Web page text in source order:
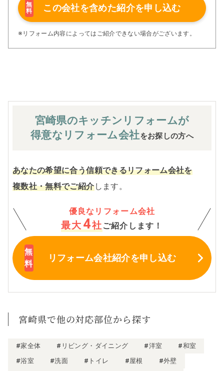
施工マニュアルや検査体制により高い施工品質を実現。
さらに、住友不動産のリフォームならではの充実の保証、
アフターサービス体制で工事後も安心です。
ぜひ、あなたの大切なお住まいの再生を私たちにお任せく
無
料
この会社を含めた紹介を申し込む
※リフォーム内容によってはご紹介できない場合がございます。
宮崎県のキッチン リフォームが
得意なリフォーム会社をお探しの方へ
あなたの希望に合う信頼できるリフォーム会社を
複数社・無料でご紹介します。
優良なリフォーム会社
最大 4社 ご紹介します！
リフォーム会社紹介を申し込む
宮崎県で他の対応部位から探す
#家全体 #リビング・ダイニング #洋室
#和室
#浴室
#洗面 #トイレ #屋根
#外壁